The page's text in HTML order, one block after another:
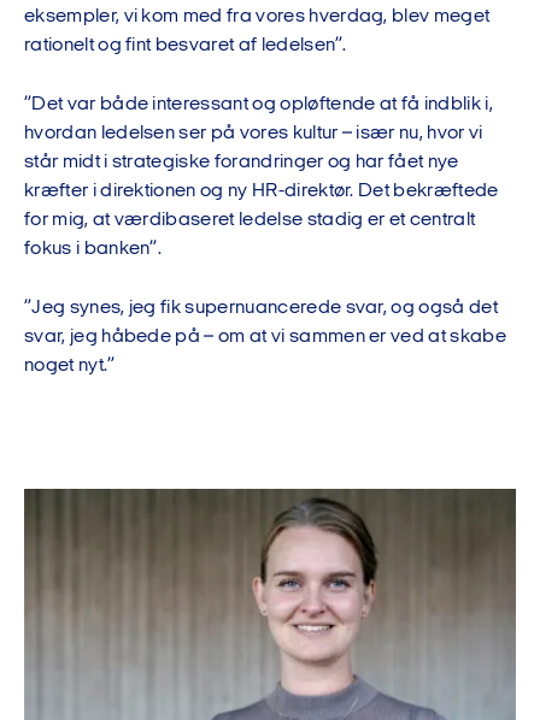
eksempler, vi kom med fra vores hverdag, blev meget
rationelt og fint besvaret af ledelsen”.
”Det var både interessant og opløftende at få indblik i,
hvordan ledelsen ser på vores kultur – især nu, hvor vi
står midt i strategiske forandringer og har fået nye
kræfter i direktionen og ny HR-direktør. Det bekræftede
for mig, at værdibaseret ledelse stadig er et centralt
fokus i banken”.
”Jeg synes, jeg fik supernuancerede svar, og også det
svar, jeg håbede på – om at vi sammen er ved at skabe
noget nyt.”